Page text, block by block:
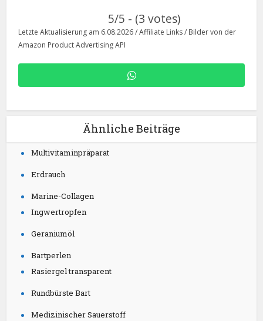
5/5 - (3 votes)
Letzte Aktualisierung am 6.08.2026 / Affiliate Links / Bilder von der
Amazon Product Advertising API
Ähnliche Beiträge
Multivitaminpräparat
Erdrauch
Marine-Collagen
Ingwertropfen
Geraniumöl
Bartperlen
Rasiergel transparent
Rundbürste Bart
Medizinischer Sauerstoff